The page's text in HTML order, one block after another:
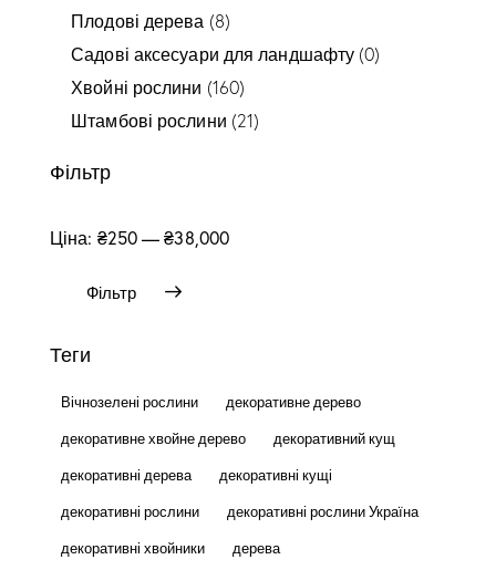
Плодові дерева (8)
Садові аксесуари для ландшафту (0)
Хвойні рослини (160)
Штамбові рослини (21)
Фільтр
Фільтр
Ціна: ₴250—₴38,000
Теги
Вічнозелені рослини
декоративне дерево
декоративне хвойне дерево
декоративний кущ
декоративні дерева
декоративні кущі
декоративні рослини
декоративні рослини Україна
декоративні хвойники
дерева